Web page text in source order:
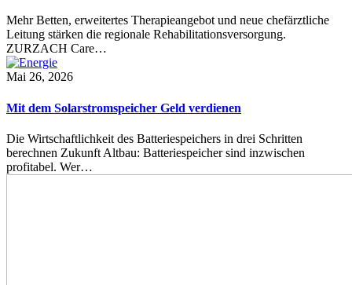
Mehr Betten, erweitertes Therapieangebot und neue chefärztliche
Leitung stärken die regionale Rehabilitationsversorgung.
ZURZACH Care…
Mai 26, 2026
Mit dem Solarstromspeicher Geld verdienen
Die Wirtschaftlichkeit des Batteriespeichers in drei Schritten
berechnen Zukunft Altbau: Batteriespeicher sind inzwischen
profitabel. Wer…